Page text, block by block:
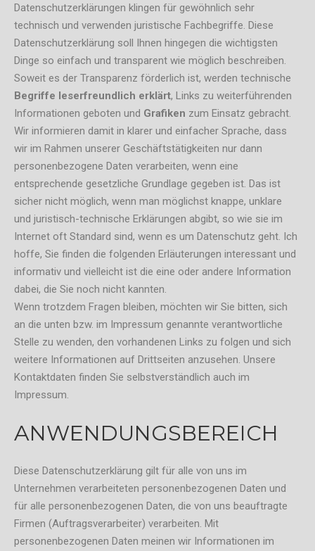
Datenschutzerklärungen klingen für gewöhnlich sehr
technisch und verwenden juristische Fachbegriffe. Diese
Datenschutzerklärung soll Ihnen hingegen die wichtigsten
Dinge so einfach und transparent wie möglich beschreiben.
Soweit es der Transparenz förderlich ist, werden technische
Begriffe leserfreundlich erklärt, Links zu weiterführenden
Informationen geboten und Grafiken zum Einsatz gebracht.
Wir informieren damit in klarer und einfacher Sprache, dass
wir im Rahmen unserer Geschäftstätigkeiten nur dann
personenbezogene Daten verarbeiten, wenn eine
entsprechende gesetzliche Grundlage gegeben ist. Das ist
sicher nicht möglich, wenn man möglichst knappe, unklare
und juristisch-technische Erklärungen abgibt, so wie sie im
Internet oft Standard sind, wenn es um Datenschutz geht. Ich
hoffe, Sie finden die folgenden Erläuterungen interessant und
informativ und vielleicht ist die eine oder andere Information
dabei, die Sie noch nicht kannten.
Wenn trotzdem Fragen bleiben, möchten wir Sie bitten, sich
an die unten bzw. im Impressum genannte verantwortliche
Stelle zu wenden, den vorhandenen Links zu folgen und sich
weitere Informationen auf Drittseiten anzusehen. Unsere
Kontaktdaten finden Sie selbstverständlich auch im
Impressum.
ANWENDUNGSBEREICH
Diese Datenschutzerklärung gilt für alle von uns im
Unternehmen verarbeiteten personenbezogenen Daten und
für alle personenbezogenen Daten, die von uns beauftragte
Firmen (Auftragsverarbeiter) verarbeiten. Mit
personenbezogenen Daten meinen wir Informationen im